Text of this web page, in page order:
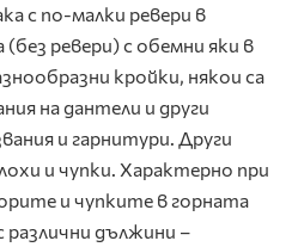
с по-малки ревери в
ревери) с обемни яки в
кройки, някои са
на дантели и други
и гарнитури. Други
и чупки. Характерно при
и чупките в горната
различни дължини –